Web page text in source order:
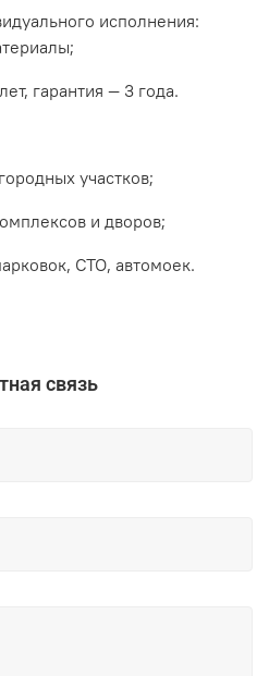
исполнения:
гарантия — 3 года.
участков;
и дворов;
СТО, автомоек.
связь